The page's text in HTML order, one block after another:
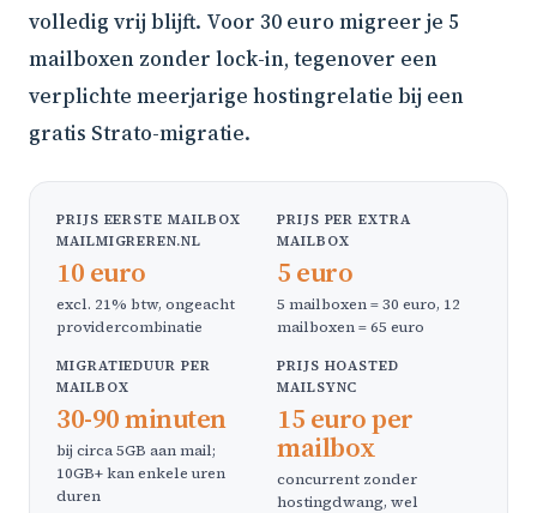
volledig vrij blijft. Voor 30 euro migreer je 5
mailboxen zonder lock-in, tegenover een
verplichte meerjarige hostingrelatie bij een
gratis Strato-migratie.
PRIJS EERSTE MAILBOX
MAILMIGREREN.NL
10 euro
excl. 21% btw, ongeacht
providercombinatie
PRIJS PER EXTRA
MAILBOX
5 euro
5 mailboxen = 30 euro, 12
mailboxen = 65 euro
MIGRATIEDUUR PER
MAILBOX
30-90 minuten
bij circa 5GB aan mail;
10GB+ kan enkele uren
duren
PRIJS HOASTED
MAILSYNC
15 euro per
mailbox
concurrent zonder
hostingdwang, wel